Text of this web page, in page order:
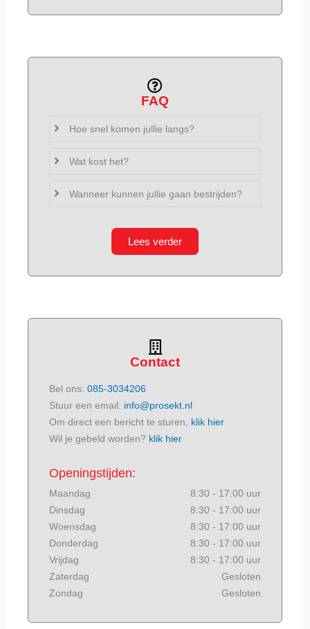
FAQ
Hoe snel komen jullie langs?
Wat kost het?
Wanneer kunnen jullie gaan bestrijden?
Lees verder
Contact
Bel ons: 085-3034206
Stuur een email: info@prosekt.nl
Om direct een bericht te sturen, klik hier
Wil je gebeld worden? klik hier
Openingstijden:
Maandag
8:30 - 17:00 uur
Dinsdag
8:30 - 17:00 uur
Woensdag
8:30 - 17:00 uur
Donderdag
8:30 - 17:00 uur
Vrijdag
8:30 - 17:00 uur
Zaterdag
Gesloten
Zondag
Gesloten